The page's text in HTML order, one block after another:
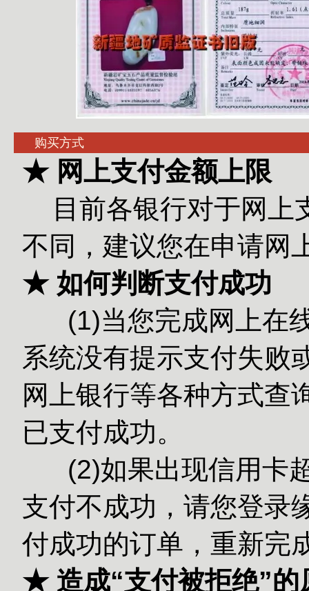
购买方式
★ 网上支付金额上限
目前各银行对于网
不同，建议您在申请网
★ 如何判断支付成功
(1)当您完成网上在线
系统没有提示支付失败
网上银行等各种方式查
已支付成功。
(2)如果出现信用卡超
支付不成功，请您登录
付成功的订单，重新完
★ 造成“支付被拒绝”的